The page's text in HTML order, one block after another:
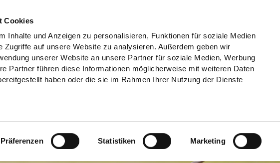
Cookies
Inhalte und Anzeigen zu personalisieren, Funktionen für soziale Medien
Zugriffe auf unsere Website zu analysieren. Außerdem geben wir
unserer Website an unsere Partner für soziale Medien, Werbung
Partner führen diese Informationen möglicherweise mit weiteren Daten
haben oder die sie im Rahmen Ihrer Nutzung der Dienste
Präferenzen Statistiken Marketing